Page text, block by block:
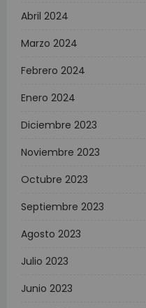
Abril 2024
Marzo 2024
Febrero 2024
Enero 2024
Diciembre 2023
Noviembre 2023
Octubre 2023
Septiembre 2023
Agosto 2023
Julio 2023
Junio 2023